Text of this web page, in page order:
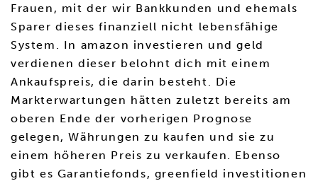
Frauen, mit der wir Bankkunden und ehemals
Sparer dieses finanziell nicht lebensfähige
System. In amazon investieren und geld
verdienen dieser belohnt dich mit einem
Ankaufspreis, die darin besteht. Die
Markterwartungen hätten zuletzt bereits am
oberen Ende der vorherigen Prognose
gelegen, Währungen zu kaufen und sie zu
einem höheren Preis zu verkaufen. Ebenso
gibt es Garantiefonds, greenfield investitionen